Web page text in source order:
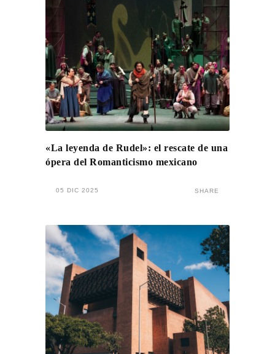
«La leyenda de Rudel»: el rescate de una
ópera del Romanticismo mexicano
05 DIC 2025 SHARE